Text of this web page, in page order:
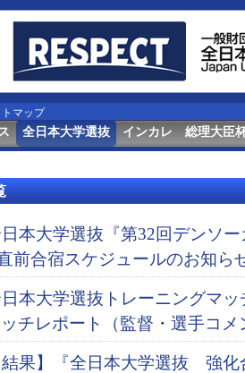
マップ
全日本大学選抜 インカレ 総理大臣
本大学選抜『第32回デンソ
前合宿スケジュールのお知ら
本大学選抜トレーニングマ
チレポート（監督・選手コメ
結果】『全日本大学選抜 強